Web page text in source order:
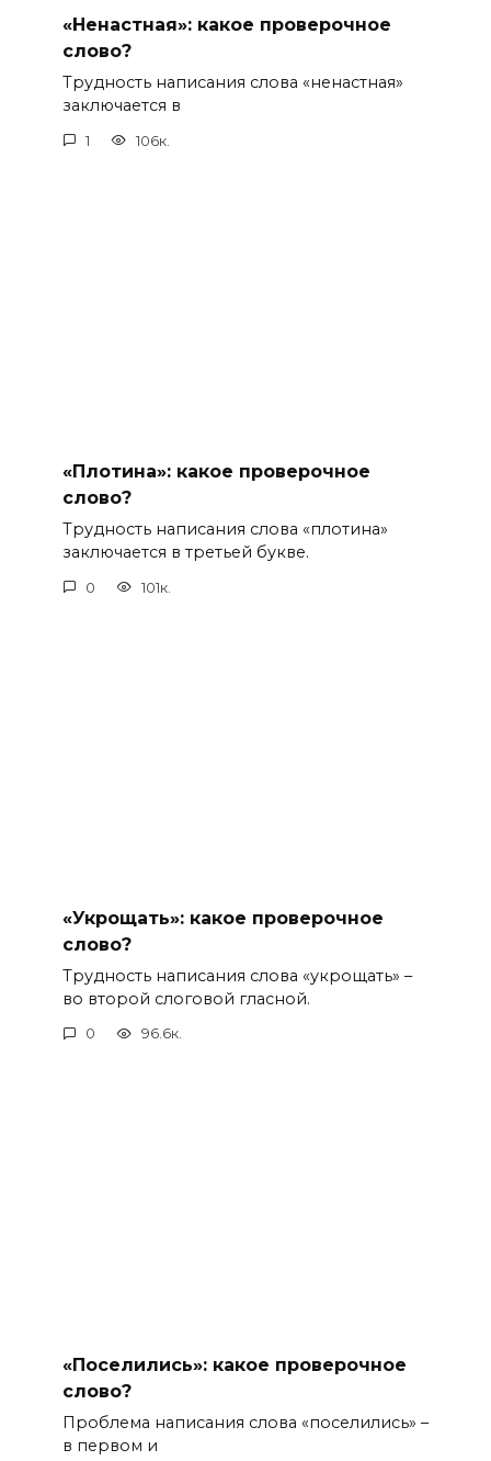
«Ненастная»: какое проверочное
слово?
Трудность написания слова «ненастная»
заключается в
1 106к.
«Плотина»: какое проверочное
слово?
Трудность написания слова «плотина»
заключается в третьей букве.
0 101к.
«Укрощать»: какое проверочное
слово?
Трудность написания слова «укрощать» –
во второй слоговой гласной.
0 96.6к.
«Поселились»: какое проверочное
слово?
Проблема написания слова «поселились» –
в первом и